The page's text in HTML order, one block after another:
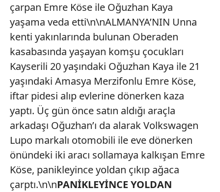
çarpan Emre Köse ile Oğuzhan Kaya
yaşama veda etti\n\nALMANYA’NIN Unna
kenti yakınlarında bulunan Oberaden
kasabasında yaşayan komşu çocukları
Kayserili 20 yaşındaki Oğuzhan Kaya ile 21
yaşındaki Amasya Merzifonlu Emre Köse,
iftar pidesi alıp evlerine dönerken kaza
yaptı. Üç gün önce satın aldığı araçla
arkadaşı Oğuzhan’ı da alarak Volkswagen
Lupo markalı otomobili ile eve dönerken
önündeki iki aracı sollamaya kalkışan Emre
Köse, panikleyince yoldan çıkıp ağaca
çarptı.\n\nPANİKLEYİNCE YOLDAN